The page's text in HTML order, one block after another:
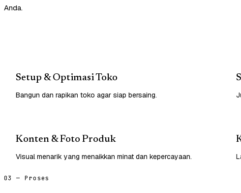
Anda.
Setup & Optimasi Toko
Bangun dan rapikan toko agar siap bersaing.
Konten & Foto Produk
Visual menarik yang menaikkan minat dan kepercayaan.
03 — Proses